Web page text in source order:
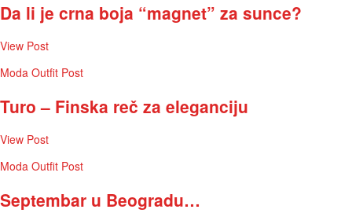
Da li je crna boja “magnet” za sunce?
View Post
Moda Outfit Post
Turo – Finska reč za eleganciju
View Post
Moda Outfit Post
Septembar u Beogradu…